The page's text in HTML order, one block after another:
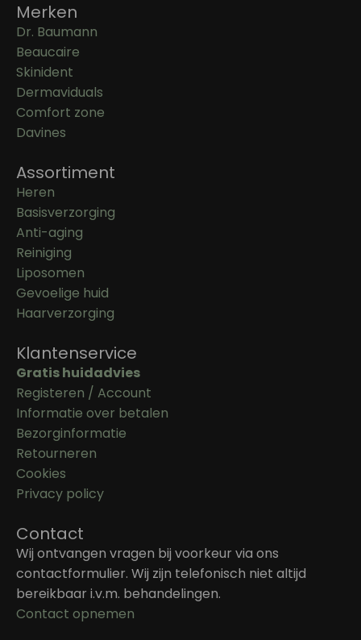
Merken
Dr. Baumann
Beaucaire
Skinident
Dermaviduals
Comfort zone
Davines
Assortiment
Heren
Basisverzorging
Anti-aging
Reiniging
Liposomen
Gevoelige huid
Haarverzorging
Klantenservice
Gratis huidadvies
Registeren / Account
Informatie over betalen
Bezorginformatie
Retourneren
Cookies
Privacy policy
Contact
Wij ontvangen vragen bij voorkeur via ons
contactformulier. Wij zijn telefonisch niet altijd
bereikbaar i.v.m. behandelingen.
Contact opnemen